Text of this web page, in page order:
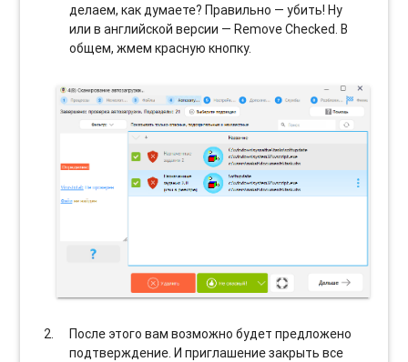
делаем, как думаете? Правильно — убить! Ну
или в английской версии — Remove Checked. В
общем, жмем красную кнопку.
После этого вам возможно будет предложено
подтверждение. И приглашение закрыть все